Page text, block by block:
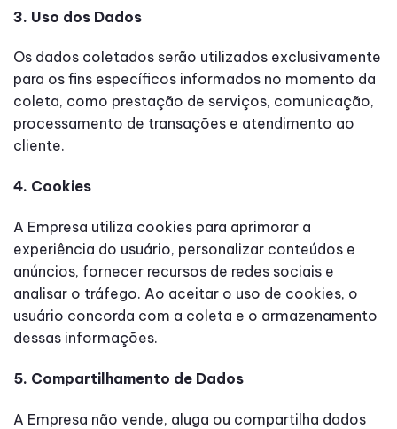
3. Uso dos Dados
Os dados coletados serão utilizados exclusivamente
para os fins específicos informados no momento da
coleta, como prestação de serviços, comunicação,
processamento de transações e atendimento ao
cliente.
4. Cookies
A Empresa utiliza cookies para aprimorar a
experiência do usuário, personalizar conteúdos e
anúncios, fornecer recursos de redes sociais e
analisar o tráfego. Ao aceitar o uso de cookies, o
usuário concorda com a coleta e o armazenamento
dessas informações.
5. Compartilhamento de Dados
A Empresa não vende, aluga ou compartilha dados